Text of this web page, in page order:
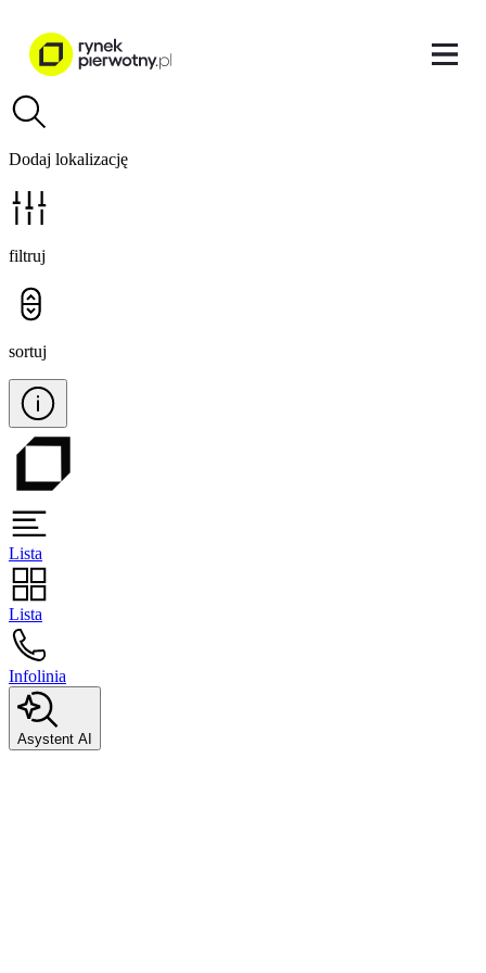
Dodaj lokalizację
filtruj
sortuj
Lista
Lista
Infolinia
Asystent AI